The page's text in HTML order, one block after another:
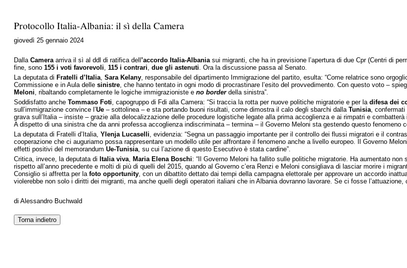
Protocollo Italia-Albania: il sì della Camera
giovedì 25 gennaio 2024
Dalla Cameraarriva il sì al ddl di ratifica dell ’accordo Italia-Albaniasui migranti, che ha in previsione l’apertura di due Cpr (Centri di
fine, sono 155 i voti favorevoli, 115 i contrari, due gli astenuti. Ora la discussione passa al Senato.
La deputata di Fratelli d’Italia, Sara Kelany, responsabile del dipartimento Immigrazione del partito, esulta: “Come relatrice sono
Commissione e in Aula delle sinistre, che hanno tentato in ogni modo di procrastinare l’esito del provvedimento. Con questo voto –
Meloni, ribaltando completamente le logiche immigrazioniste e no borderdella sinistra”.
Soddisfatto anche Tommaso Foti, capogruppo di Fdi alla Camera: “Si traccia la rotta per nuove politiche migratorie e per la difesa dei
sull’immigrazione convince l’Ue – sottolinea – e sta portando buoni risultati, come dimostra il calo degli sbarchi dalla Tunisia, confermati
grava sull’Italia – insiste – grazie alla delocalizzazione delle procedure logistiche legate alla prima accoglienza e ai rimpatri e
A dispetto di una sinistra che da anni professa accoglienza indiscriminata – termina – il Governo Meloni sta gestendo questo fenomeno
La deputata di Fratelli d’Italia, Ylenja Lucaselli, evidenzia: “Segna un passaggio importante per il controllo dei flussi migratori e il
cooperazione che ci auguriamo possa rappresentare un modello utile per affrontare il fenomeno anche a livello europeo. Il Governo
effetti positivi del memorandum Ue-Tunisia, su cui l’azione di questo Esecutivo è stata cardine”.
Critica, invece, la deputata di Italia viva, Maria Elena Boschi: “Il Governo Meloni ha fallito sulle politiche migratorie. Ha aumentato
rispetto all’anno precedente e molti di più di quelli del 2015, quando al Governo c’era Renzi e Meloni consigliava di lasciar morire i
Consiglio si affretta per lafoto opportunity, con un dibattito dettato dai tempi della campagna elettorale per approvare un accordo
violerebbe non solo i diritti dei migranti, ma anche quelli degli operatori italiani che in Albania dovranno lavorare. Se ci fosse l’attuazione,
di Alessandro Buchwald